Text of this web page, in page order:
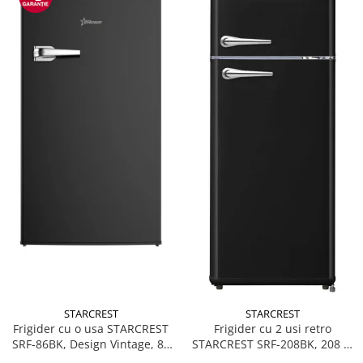
STARCREST
Frigider cu o usa STARCREST
SRF-86BK, Design Vintage, 85
STARCREST
Frigider cu 2 usi retro
STARCREST SRF-208BK, 208 L,